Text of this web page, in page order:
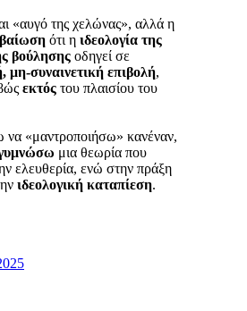
«αυγό της χελώνας», αλλά η
ότι η ιδεολογία της
βούλησης οδηγεί σε
μη-συναινετική επιβολή,
εκτός του πλαισίου του
να «μαντροποιήσω» κανέναν,
μια θεωρία που
ελευθερία, ενώ στην πράξη
ιδεολογική καταπίεση.